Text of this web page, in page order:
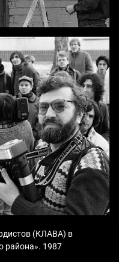
(КЛАВА) в
района». 1987